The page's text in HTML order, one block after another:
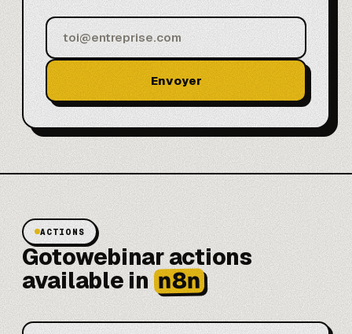
Envoyer
ACTIONS
Gotowebinar actions
available in n8n